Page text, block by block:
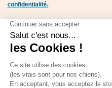
confidentialité.
Gérer